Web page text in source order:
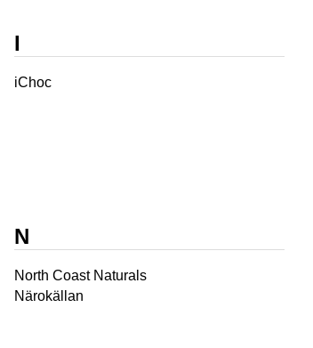
I
iChoc
N
North Coast Naturals
Närokällan